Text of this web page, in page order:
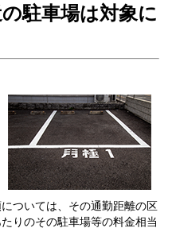
駐車場は対象に
ついては、その通勤距離の区
りのその駐車場等の料金相当